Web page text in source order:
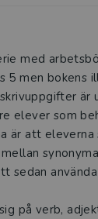
med
5 men bokens
elever som
är att eleverna
sedan
på verb,